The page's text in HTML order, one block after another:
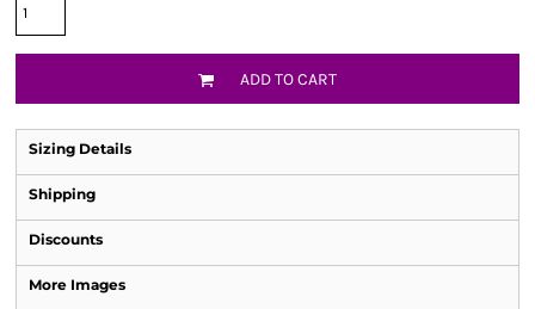
ADD TO CART
Sizing Details
Shipping
Discounts
More Images